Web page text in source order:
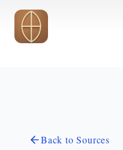
Skip to main content
Back to Sources